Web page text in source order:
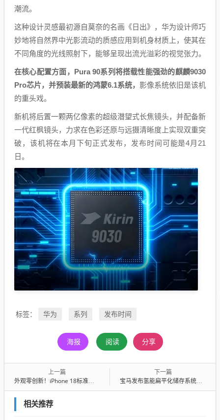
潮流。
这种设计灵感最初源自莫奈的名画《日出》，华为设计师巧
妙地将自然界中光影流动的质感应用到机身材质上，使其在
不同角度的光线照射下，能够呈现出流光溢彩的视觉张力。
在核心配置方面，Pura 90系列将搭载性能强劲的麒麟9030
Pro芯片，并预装最新的鸿蒙6.1系统， 影像系统依旧是该机
的重头戏。
新机将后置一颗两亿像素的超级潜望式长焦镜头，并配备新
一代红枫镜头，力求在色彩还原与远摄清晰度上实现双重突
破，该机将在本月下旬正式发布，发布时间可能是4月21
日。
标签： 华为 系列 发布时间
海报 阅读 分享
上一篇
外观零创新！iPhone 18标准版设计没变：苹果又挤了一年牙膏
下一篇
宝马发布氢能扁平化储存系统：新一代X5首搭 续航750km
相关推荐